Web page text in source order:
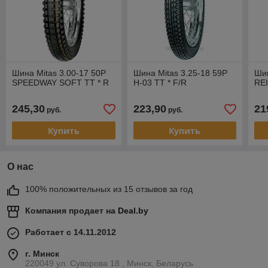
Шина Mitas 3.00-17 50P
SPEEDWAY SOFT TT * R
245,30 руб.
Купить
Шина Mitas 3.25-18 59P
H-03 TT * F/R
223,90руб.
Купить
О нас
100% положительных из 15 отзывов за год
Компания продает на Deal.by
Работает с 14.11.2012
г. Минск
220049 ул. Суворова 18 , Минск, Беларусь